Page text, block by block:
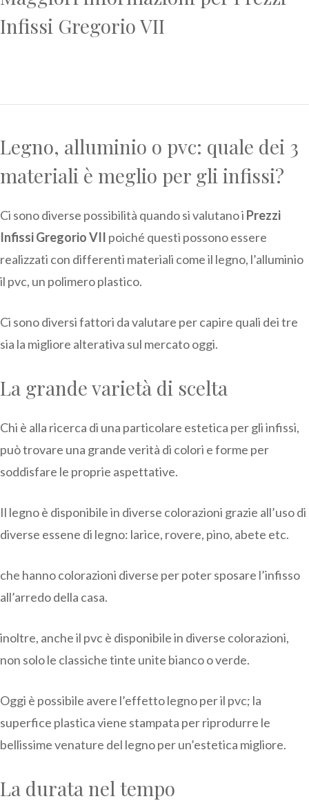
Infissi Gregorio VII
Legno, alluminio o pvc: quale dei 3
materiali è meglio per gli infissi?
Ci sono diverse possibilità quando si valutano i Prezzi
Infissi Gregorio VII poiché questi possono essere
realizzati con differenti materiali come il legno, l’alluminio
il pvc, un polimero plastico.
Ci sono diversi fattori da valutare per capire quali dei tre
sia la migliore alterativa sul mercato oggi.
La grande varietà di scelta
Chi è alla ricerca di una particolare estetica per gli infissi,
può trovare una grande verità di colori e forme per
soddisfare le proprie aspettative.
Il legno è disponibile in diverse colorazioni grazie all’uso di
diverse essene di legno: larice, rovere, pino, abete etc.
che hanno colorazioni diverse per poter sposare l’infisso
all’arredo della casa.
inoltre, anche il pvc è disponibile in diverse colorazioni,
non solo le classiche tinte unite bianco o verde.
Oggi è possibile avere l’effetto legno per il pvc; la
superfice plastica viene stampata per riprodurre le
bellissime venature del legno per un’estetica migliore.
La durata nel tempo